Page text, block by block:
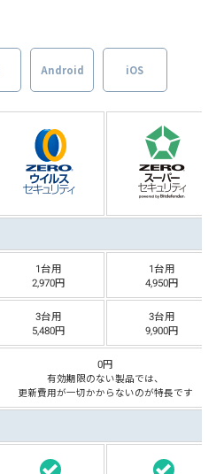
1台用
2,970
1台用
4,950
3台用
5,480
3台用
9,900
0円
有効期限のない製品では、
更新費用が一切かからないのが特長です
Android iOS